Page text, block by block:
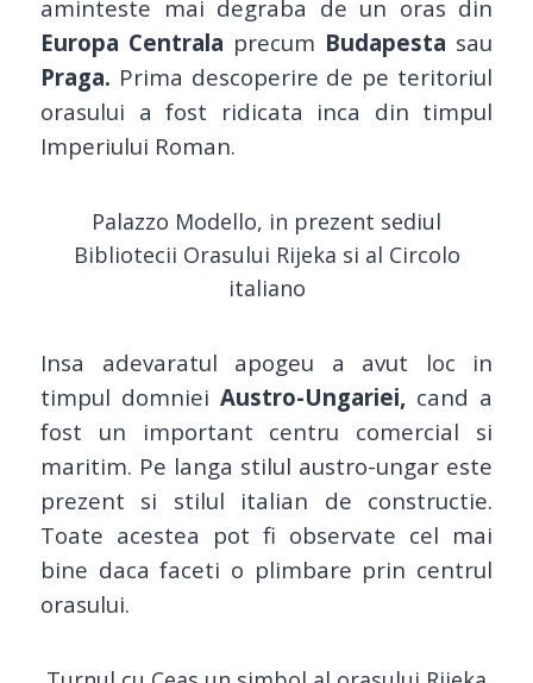
aminteste mai degraba de un oras din
Europa Centrala precum Budapesta sau
Praga. Prima descoperire de pe teritoriul
orasului a fost ridicata inca din timpul
Imperiului Roman.
Palazzo Modello, in prezent sediul
Bibliotecii Orasului Rijeka si al Circolo
italiano
Insa adevaratul apogeu a avut loc in
timpul domniei Austro-Ungariei, cand a
fost un important centru comercial si
maritim. Pe langa stilul austro-ungar este
prezent si stilul italian de constructie.
Toate acestea pot fi observate cel mai
bine daca faceti o plimbare prin centrul
orasului.